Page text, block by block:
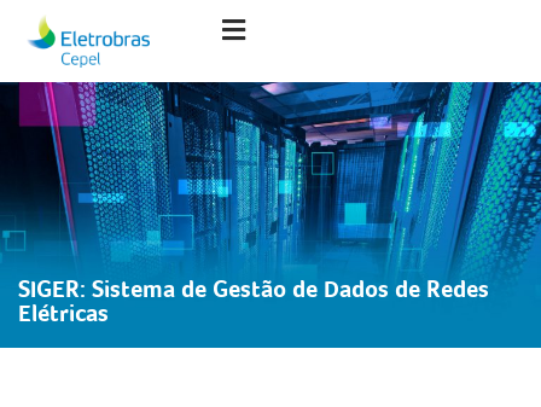
SIGER: Sistema de Gestão de Dados de Redes
Elétricas